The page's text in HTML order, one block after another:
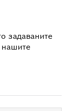
задаваните
нашите